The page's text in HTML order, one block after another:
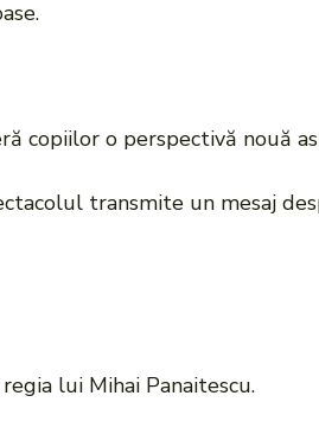
copiilor o perspectivă nouă
transmite un mesaj
lui Mihai Panaitescu.